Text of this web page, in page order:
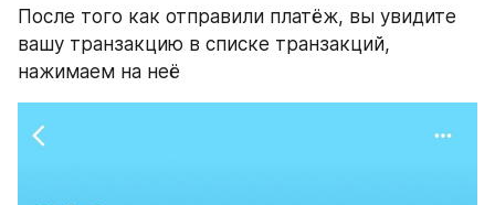
​После того как отправили платёж, вы увидите
вашу транзакцию в списке транзакций,
нажимаем на неё